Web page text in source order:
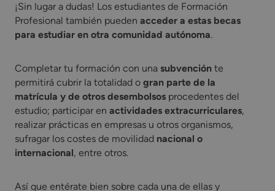
¡Sin lugar a dudas! Los estudiantes de Formación
Profesional también pueden acceder a estas becas
para estudiar en otra comunidad autónoma.
Completar tu formación con una subvención te
permitirá cubrir la totalidad o gran parte de la
matrícula y de otros desembolsos procedentes del
estudio; participar en actividades extracurriculares,
realizar prácticas en empresas u otros organismos,
sufragar los costes de movilidad nacional o
internacional, entre otros.
Así que entérate bien sobre cada una de ellas y